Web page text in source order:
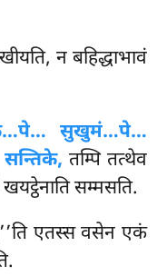
न बहिद्धाभावं
सुखुमं…पे…
तम्पि तत्थेव
सम्मसति.
एतस्स वसेन एकं